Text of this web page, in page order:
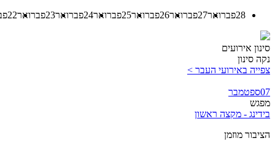
28פברואר27פברואר26פברואר25פברואר24פברואר23פברואר22
סינון אירועים
נקה סינון
צפייה באירועי העבר >
07ספטמבר
מפגש
בידינג - מקצה ראשון
הציבור מוזמן